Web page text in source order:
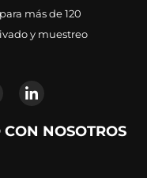
más de 120
y muestreo
NOSOTROS